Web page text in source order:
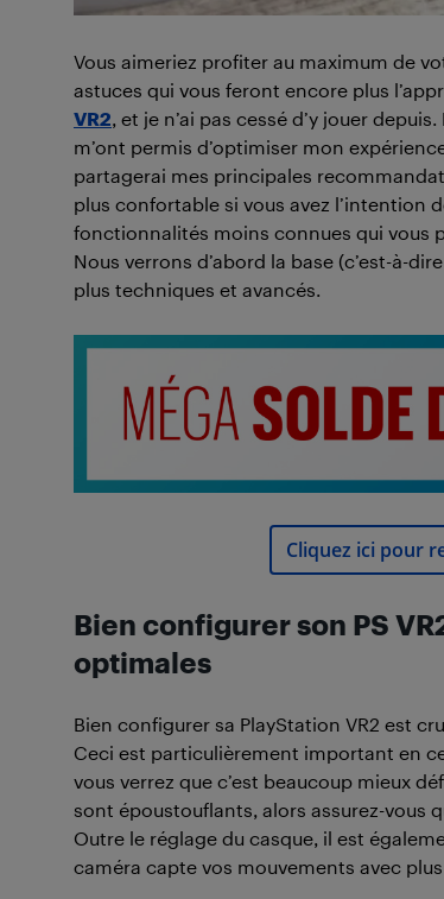
Vous aimeriez profiter au maximum de
astuces qui vous feront encore plus
VR2, et je n’ai pas cessé d’y jouer
m’ont permis d’optimiser mon
partagerai mes principales
plus confortable si vous avez l’intention
fonctionnalités moins connues qui vous
Nous verrons d’abord la base (c’est-à-
plus techniques et avancés.
Cliquez ici pour
Bien configurer son PS
optimales
Bien configurer sa PlayStation VR2 est
Ceci est particulièrement important en
vous verrez que c’est beaucoup mieux
sont époustouflants, alors assurez-vous
Outre le réglage du casque, il est
caméra capte vos mouvements avec